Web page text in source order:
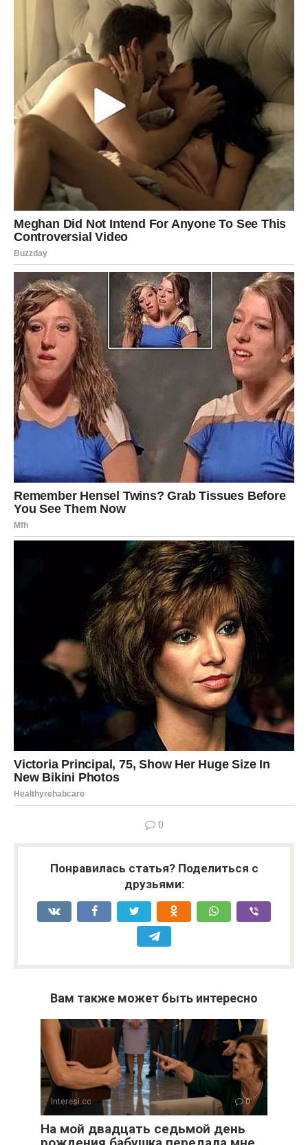
0
Понравилась статья? Поделиться с
друзьями:
Вам также может быть интересно
Interesi.cc 0
На мой двадцать седьмой день